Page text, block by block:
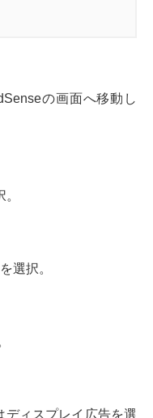
の画面へ移動し
を選択。
ィスプレイ広告を選